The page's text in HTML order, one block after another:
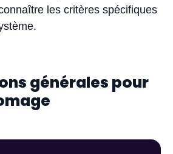
les critères spécifiques
générales pour